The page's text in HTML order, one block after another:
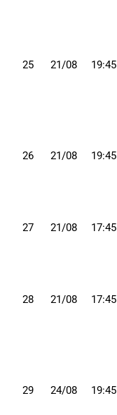
25 21/08 19:45
26 21/08 19:45
27 21/08 17:45
28 21/08 17:45
29 24/08 19:45